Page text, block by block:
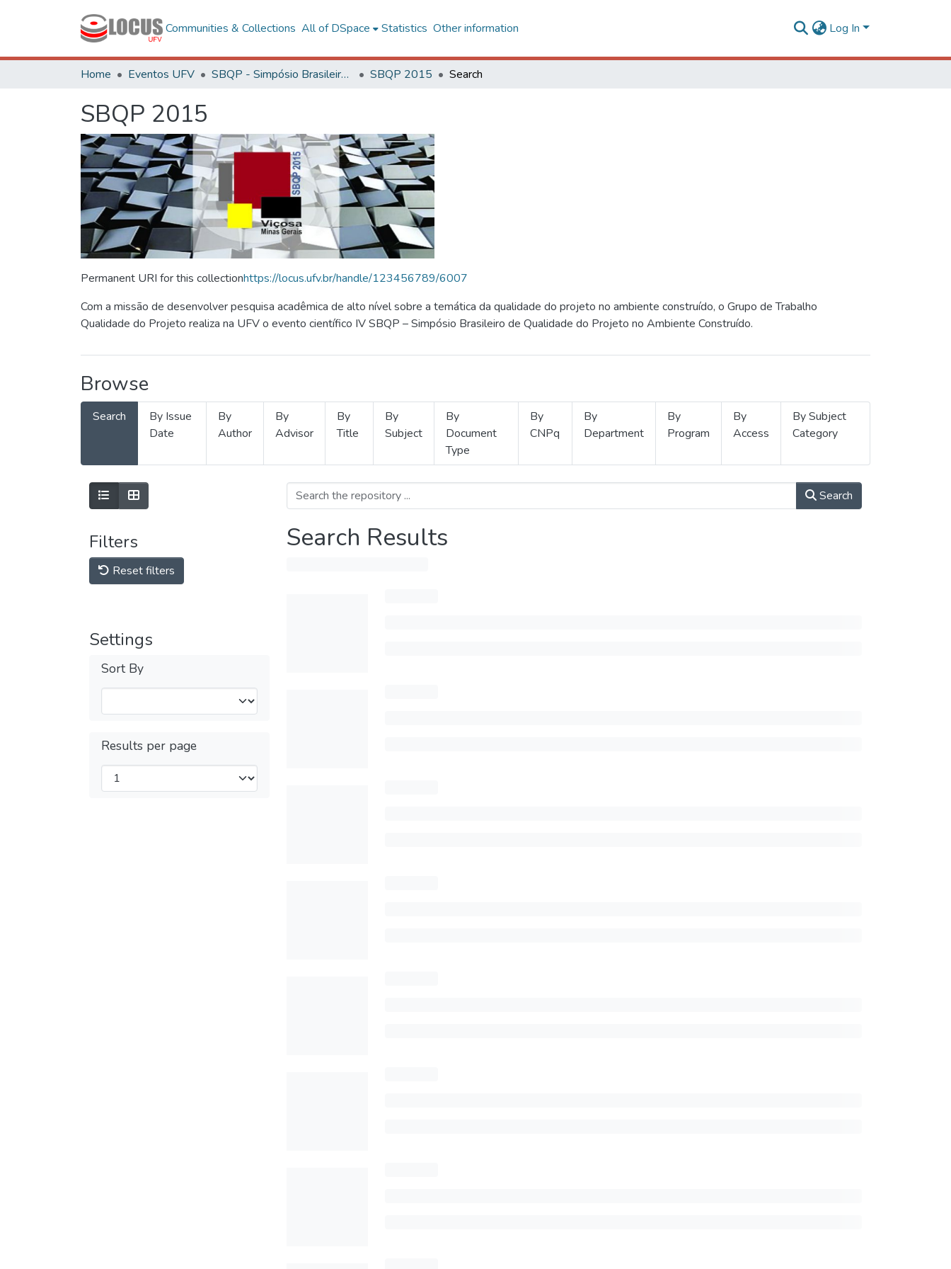
Communities & Collections All of DSpace Statistics Other information Log In
Home Eventos UFV SBQP - Simpósio Brasileiro de Qualidade do Projeto no Ambiente Construído SBQP 2015 Search
SBQP 2015
Permanent URI for this collectionhttps://locus.ufv.br/handle/123456789/6007
Com a missão de desenvolver pesquisa acadêmica de alto nível sobre a temática da qualidade do projeto no ambiente construído, o Grupo de Trabalho
Qualidade do Projeto realiza na UFV o evento científico IV SBQP – Simpósio Brasileiro de Qualidade do Projeto no Ambiente Construído.
Browse
Search
By Issue
Date
By
Author
By
Advisor
By
Title
By
Subject
By
Document
Type
By
CNPq
By
Department
By
Program
By
Access
By Subject
Category
Filters
Reset filters
Settings
Sort By
Results per page
Search
Search Results